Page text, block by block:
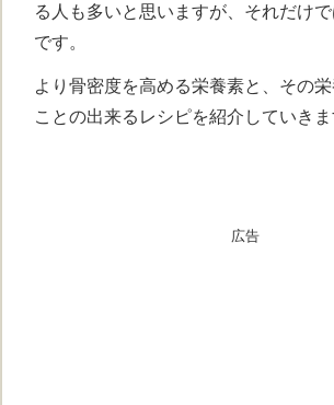
る人も多いと思いますが、それだけ
です。
より骨密度を高める栄養素と、その
ことの出来るレシピを紹介していきま
広告